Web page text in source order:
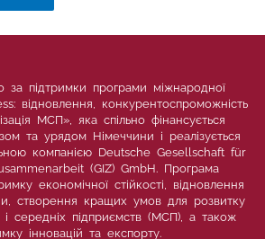
за підтримки програми міжнародної
відновлення, конкурентоспроможність
МСП», яка спільно фінансується
та урядом Німеччини і реалізується
компанією Deutsche Gesellschaft für
(GIZ) GmbH. Програма
економічної стійкості, відновлення
створення кращих умов для розвитку
і середніх підприємств (МСП), а також
інновацій та експорту.